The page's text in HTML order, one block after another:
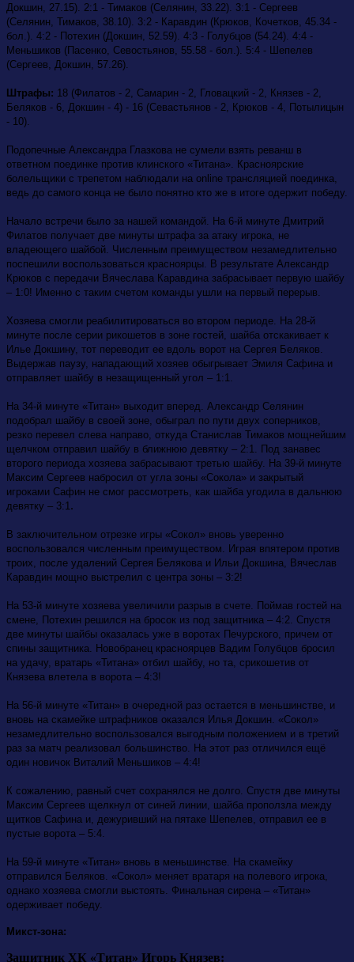
Докшин, 27.15). 2:1 - Тимаков (Селянин, 33.22). 3:1 - Сергеев
(Селянин, Тимаков, 38.10). 3:2 - Каравдин (Крюков, Кочетков, 45.34 -
бол.). 4:2 - Потехин (Докшин, 52.59). 4:3 - Голубцов (54.24). 4:4 -
Меньшиков (Пасенко, Севостьянов, 55.58 - бол.). 5:4 - Шепелев
(Сергеев, Докшин, 57.26).
Штрафы: 18 (Филатов - 2, Самарин - 2, Гловацкий - 2, Князев - 2,
Беляков - 6, Докшин - 4) - 16 (Севастьянов - 2, Крюков - 4, Потылицын
- 10).
Подопечные Александра Глазкова не сумели взять реванш в
ответном поединке против клинского «Титана». Красноярские
болельщики с трепетом наблюдали на online трансляцией поединка,
ведь до самого конца не было понятно кто же в итоге одержит победу.
Начало встречи было за нашей командой. На 6-й минуте Дмитрий
Филатов получает две минуты штрафа за атаку игрока, не
владеющего шайбой. Численным преимуществом незамедлительно
поспешили воспользоваться красноярцы. В результате Александр
Крюков с передачи Вячеслава Каравдина забрасывает первую шайбу
– 1:0! Именно с таким счетом команды ушли на первый перерыв.
Хозяева смогли реабилитироваться во втором периоде. На 28-й
минуте после серии рикошетов в зоне гостей, шайба отскакивает к
Илье Докшину, тот переводит ее вдоль ворот на Сергея Беляков.
Выдержав паузу, нападающий хозяев обыгрывает Эмиля Сафина и
отправляет шайбу в незащищенный угол – 1:1.
На 34-й минуте «Титан» выходит вперед. Александр Селянин
подобрал шайбу в своей зоне, обыграл по пути двух соперников,
резко перевел слева направо, откуда Станислав Тимаков мощнейшим
щелчком отправил шайбу в ближнюю девятку – 2:1. Под занавес
второго периода хозяева забрасывают третью шайбу. На 39-й минуте
Максим Сергеев набросил от угла зоны «Сокола» и закрытый
игроками Сафин не смог рассмотреть, как шайба угодила в дальнюю
девятку – 3:1 .
В заключительном отрезке игры «Сокол» вновь уверенно
воспользовался численным преимуществом. Играя впятером против
троих, после удалений Сергея Белякова и Ильи Докшина, Вячеслав
Каравдин мощно выстрелил с центра зоны – 3:2!
На 53-й минуте хозяева увеличили разрыв в счете. Поймав гостей на
смене, Потехин решился на бросок из под защитника – 4:2. Спустя
две минуты шайбы оказалась уже в воротах Печурского, причем от
спины защитника. Новобранец красноярцев Вадим Голубцов бросил
на удачу, вратарь «Титана» отбил шайбу, но та, срикошетив от
Князева влетела в ворота – 4:3!
На 56-й минуте «Титан» в очередной раз остается в меньшинстве, и
вновь на скамейке штрафников оказался Илья Докшин. «Сокол»
незамедлительно воспользовался выгодным положением и в третий
раз за матч реализовал большинство. На этот раз отличился ещё
один новичок Виталий Меньшиков – 4:4!
К сожалению, равный счет сохранялся не долго. Спустя две минуты
Максим Сергеев щелкнул от синей линии, шайба проползла между
щитков Сафина и, дежуривший на пятаке Шепелев, отправил ее в
пустые ворота – 5:4.
На 59-й минуте «Титан» вновь в меньшинстве. На скамейку
отправился Беляков. «Сокол» меняет вратаря на полевого игрока,
однако хозяева смогли выстоять. Финальная сирена – «Титан»
одерживает победу.
Микст-зона:
Защитник ХК «Титан» Игорь Князев: